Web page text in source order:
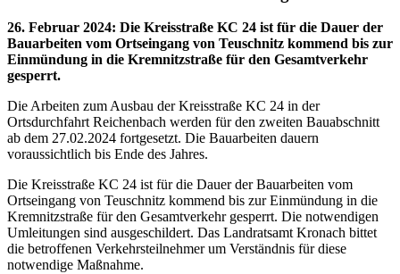
26. Februar 2024: Die Kreisstraße KC 24 ist für die Dauer der
Bauarbeiten vom Ortseingang von Teuschnitz kommend bis zur
Einmündung in die Kremnitzstraße für den Gesamtverkehr
gesperrt.
Die Arbeiten zum Ausbau der Kreisstraße KC 24 in der
Ortsdurchfahrt Reichenbach werden für den zweiten Bauabschnitt
ab dem 27.02.2024 fortgesetzt. Die Bauarbeiten dauern
voraussichtlich bis Ende des Jahres.
Die Kreisstraße KC 24 ist für die Dauer der Bauarbeiten vom
Ortseingang von Teuschnitz kommend bis zur Einmündung in die
Kremnitzstraße für den Gesamtverkehr gesperrt. Die notwendigen
Umleitungen sind ausgeschildert. Das Landratsamt Kronach bittet
die betroffenen Verkehrsteilnehmer um Verständnis für diese
notwendige Maßnahme.